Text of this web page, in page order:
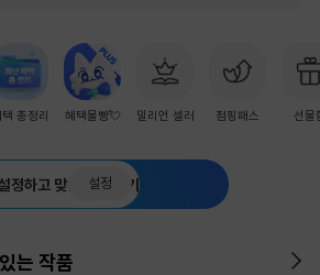
총정리 혜택몰빵💘 밀리언 셀러 점핑패스 선물
정하고 맞춤 추천 받기
설정
는 작품